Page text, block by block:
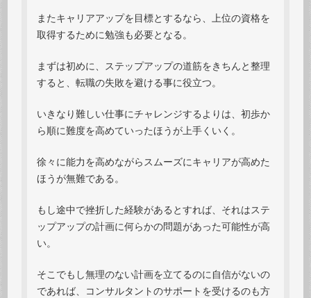
またキャリアアップを目標とするなら、上位の資格を
取得するために勉強も必要となる。
まずは初めに、ステップアップの道筋をきちんと整理
すると、転職の失敗を避ける事に役立つ。
いきなり難しい仕事にチャレンジするよりは、初歩か
ら順に難度を高めていったほうが上手くいく。
徐々に能力を高めながらスムーズにキャリアが高めた
ほうが無難である。
もし途中で挫折した経験があるとすれば、それはステ
ップアップの計画に何らかの問題があった可能性が高
い。
そこでもし無理のない計画を立てるのに自信がないの
であれば、コンサルタントのサポートを受けるのも方